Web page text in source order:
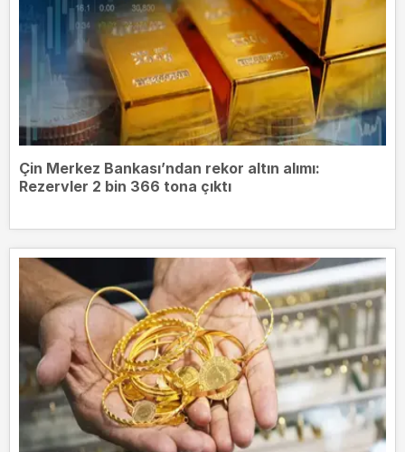
Çin Merkez Bankası’ndan rekor altın alımı:
Rezervler 2 bin 366 tona çıktı